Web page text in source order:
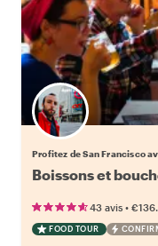
Profitez de San Francisco
Boissons et
43 avis •
FOOD TOUR